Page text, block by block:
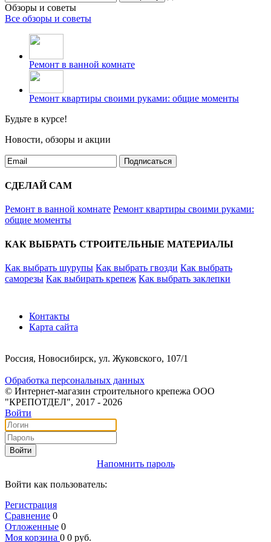
Обзоры и советы
Все обзоры и советы
Ремонт в ванной комнате
Ремонт квартиры своими руками: общие моменты
Будьте в курсе!
Новости, обзоры и акции
Подписаться
СДЕЛАЙ САМ
Ремонт в ванной комнате Ремонт квартиры своими руками:
общие моменты
КАК ВЫБРАТЬ СТРОИТЕЛЬНЫЕ МАТЕРИАЛЫ
Как выбрать шурупы Как выбрать гвозди Как выбрать
саморезы Как выбирать крепеж Как выбрать заклепки
Контакты
Карта сайта
Россия, Новосибирск, ул. Жуковского, 107/1
Обработка персональных данных
© Интернет-магазин строительного крепежа ООО
"КРЕПОТДЕЛ", 2017 - 2026
Войти
Войти
Напомнить пароль
Войти как пользователь:
Регистрация
Сравнение 0
Отложенные 0
Моя корзина 0 0 руб.